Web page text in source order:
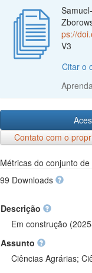
ps://
V3
Citar o
Contato com o
Métricas do conjunto
99 Downloads
Descrição
Em construção
Assunto
Ciências Agrárias;